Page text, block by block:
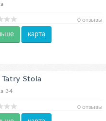
0 отзывы
карта
Stola
34
0 отзывы